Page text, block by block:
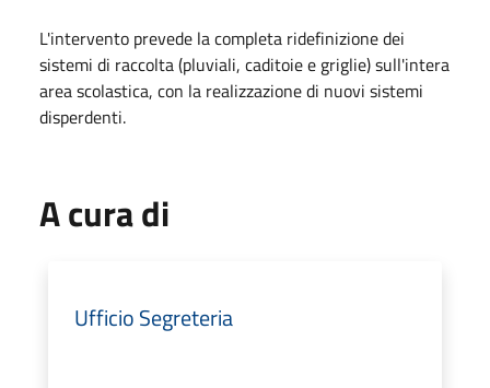
L'intervento prevede la completa ridefinizione dei
sistemi di raccolta (pluviali, caditoie e griglie) sull'intera
area scolastica, con la realizzazione di nuovi sistemi
disperdenti.
A cura di
Ufficio Segreteria